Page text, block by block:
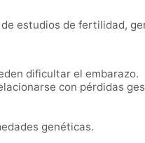
estudios de fertilidad,
dificultar el embarazo.
con pérdidas
genéticas.